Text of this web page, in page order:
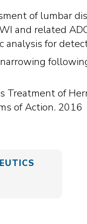
of lumbar
and related
for
Treatment of
of Action. 2016